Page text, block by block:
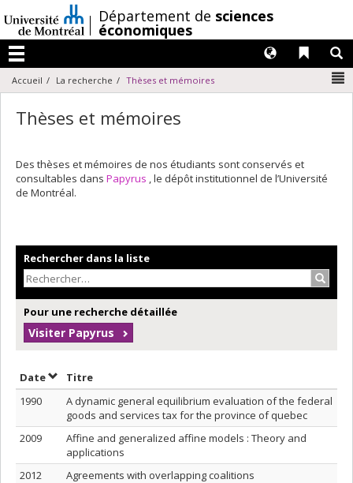
au
contenu
/Département de sciences
économiques
Menu
Liens
Langues
Accueil La recherche Thèses et mémoires
Thèses et mémoires
Des thèses et mémoires de nos étudiants sont conservés et
consultables dans Papyrus , le dépôt institutionnel de l’Université
de Montréal.
Rechercher dans la liste
Pour une recherche détaillée
Visiter Papyrus
DateTrier par date en ordre croissant
Titre
1990
A dynamic general equilibrium evaluation of the federal
goods and services tax for the province of quebec
2009
Affine and generalized affine models : Theory and
applications
2012
Agreements with overlapping coalitions